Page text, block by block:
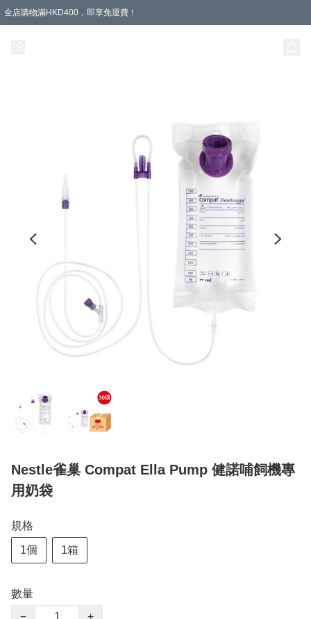
全店購物滿HKD400，即享免運費！
Nestle雀巢 Compat Ella Pump 健諾哺飼機專
用奶袋
規格
1個 1箱
數量